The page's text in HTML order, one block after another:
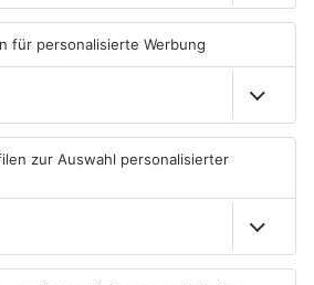
Primaveraland bleibt
weiterhin sehr hoch
06.08.2026, 06:34 UHR IN